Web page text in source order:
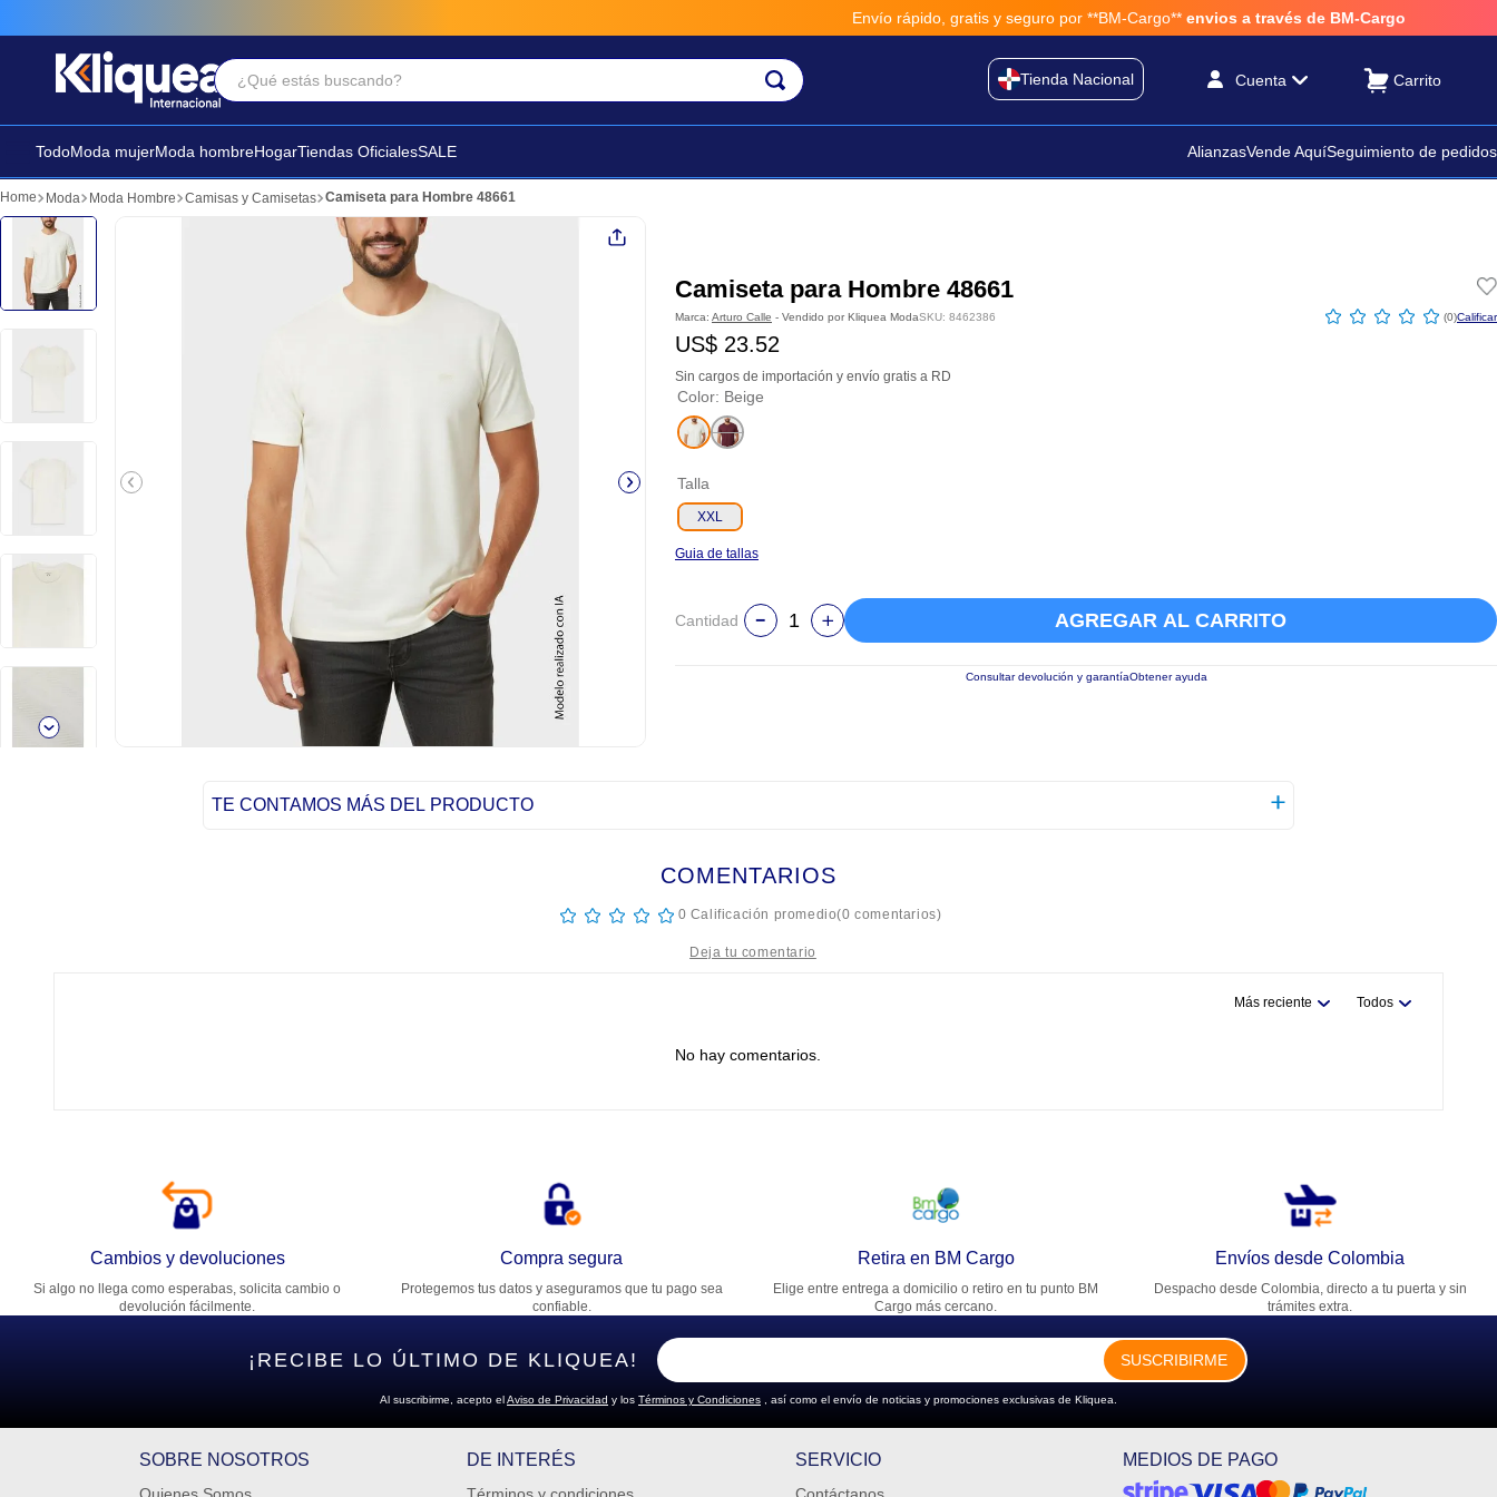
Envío rápido, gratis y seguro por **BM-Cargo** envios a través de BM-Cargo
¿Qué estás buscando?
Tienda Nacional Cuenta
TodoModa mujerModa hombreHogarTiendas OficialesSALE AlianzasVende AquíSeguimiento de pedidos
Moda Moda Hombre Camisas y Camisetas Camiseta para Hombre 48661
Camiseta para Hombre 48661
Marca: Arturo Calle - Vendido por Kliquea ModaSKU: 8462386 ☆ ☆ ☆ ☆ ☆ (0)
US$ 23.52
Sin cargos de importación y envío gratis a RD
Color: Beige
Talla
XXL
Guia de tallas
Cantidad AGREGAR AL CARRITO
Consultar devolución y garantíaObtener ayuda
TE CONTAMOS MÁS DEL PRODUCTO
COMENTARIOS
☆ ☆ ☆ ☆ ☆ 0 Calificación promedio(0 comentarios)
Dirección de email
Escribe un comentario
ENVIAR COMENTARIO
Más reciente Todos
No hay comentarios.
Cambios y devoluciones
Si algo no llega como esperabas, solicita cambio o
devolución fácilmente.
Compra segura
Protegemos tus datos y aseguramos que tu pago sea
confiable.
Retira en BM Cargo
Elige entre entrega a domicilio o retiro en tu punto BM
Cargo más cercano.
Envíos desde Colombia
Despacho desde Colombia, directo a tu puerta y sin
trámites extra.
¡RECIBE LO ÚLTIMO DE KLIQUEA! SUSCRIBIRME
Al suscribirme, acepto elAviso de Privacidad y los Términos y Condiciones , así como el envío de noticias y promociones exclusivas de Kliquea.
SOBRE NOSOTROS DE INTERÉS SERVICIO MEDIOS DE PAGO
Términos Más Buscados
2. faldas